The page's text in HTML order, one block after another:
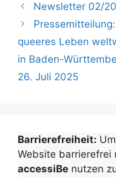
Newsletter 02/
queeres Leben
in Baden-
26. Juli 2025
Barrierefreiheit:
Website barrierefrei
accessiBe nutzen